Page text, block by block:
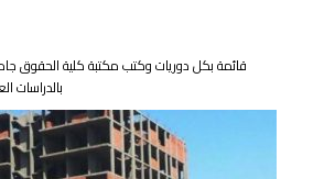
قائمة بكل دوريات وكتب مكتبة كلية الحقوق
بالدراسات